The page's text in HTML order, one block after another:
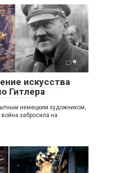
0
искусства
Гитлера
немецким художником,
забросила на